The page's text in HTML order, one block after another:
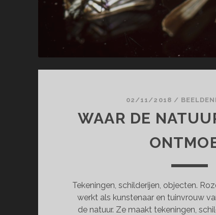
02/11/2018 /
WAAR DE
Tekeningen, schilderijen, objecten.
werkt als kunstenaar en tuinvrouw
de natuur. Ze maakt tekeningen,